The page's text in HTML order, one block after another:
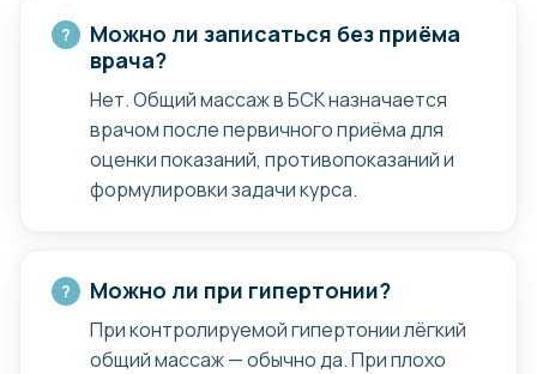
Можно ли записаться без приёма
врача?
Нет. Общий массаж в БСК назначается
врачом после первичного приёма для
оценки показаний, противопоказаний и
формулировки задачи курса.
Можно ли при гипертонии?
При контролируемой гипертонии лёгкий
общий массаж — обычно да. При плохо
Сохранить здоровье
и предотвратить осложнения
Восстановите баланс в теле
и укрепите опорно-двигательный
аппарат с минимальными усилиями.